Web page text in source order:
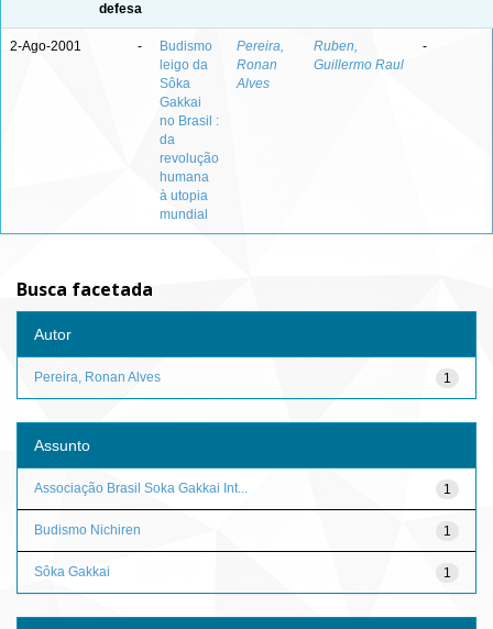
defesa
2-Ago-2001 -
Budismo
leigo da
Sôka
Gakkai
no Brasil :
da
revolução
humana
à utopia
mundial
Pereira,
Ronan
Alves
Ruben,
Guillermo Raul
-
Busca facetada
Autor
1
Pereira, Ronan Alves
Assunto
1
Associação Brasil Soka Gakkai Int...
1
Budismo Nichiren
1
Sôka Gakkai